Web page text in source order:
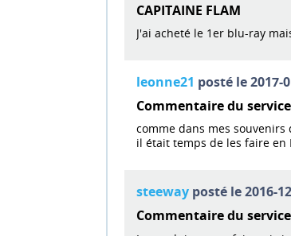
CAPITAINE FLAM
J'ai acheté le 1er blu-ray
leonne21 posté le 2017-
Commentaire du
comme dans mes souvenirs
il était temps de les faire en
steeway posté le 2016-
Commentaire du